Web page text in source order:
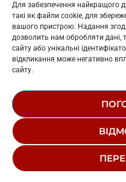
Для забезпечення найкращого
такі як файли cookie, для
вашого пристрою. Надання
дозволить нам обробляти дані,
сайту або унікальні
відкликання може негативно
сайту.
Косів: L11-01805
Гарасимів: L11-02274
© 1995-2026 РК
РЕДАКЦІЙНИЙ СТАТУТ
СТРУКТУРА ВЛАСНОСТІ